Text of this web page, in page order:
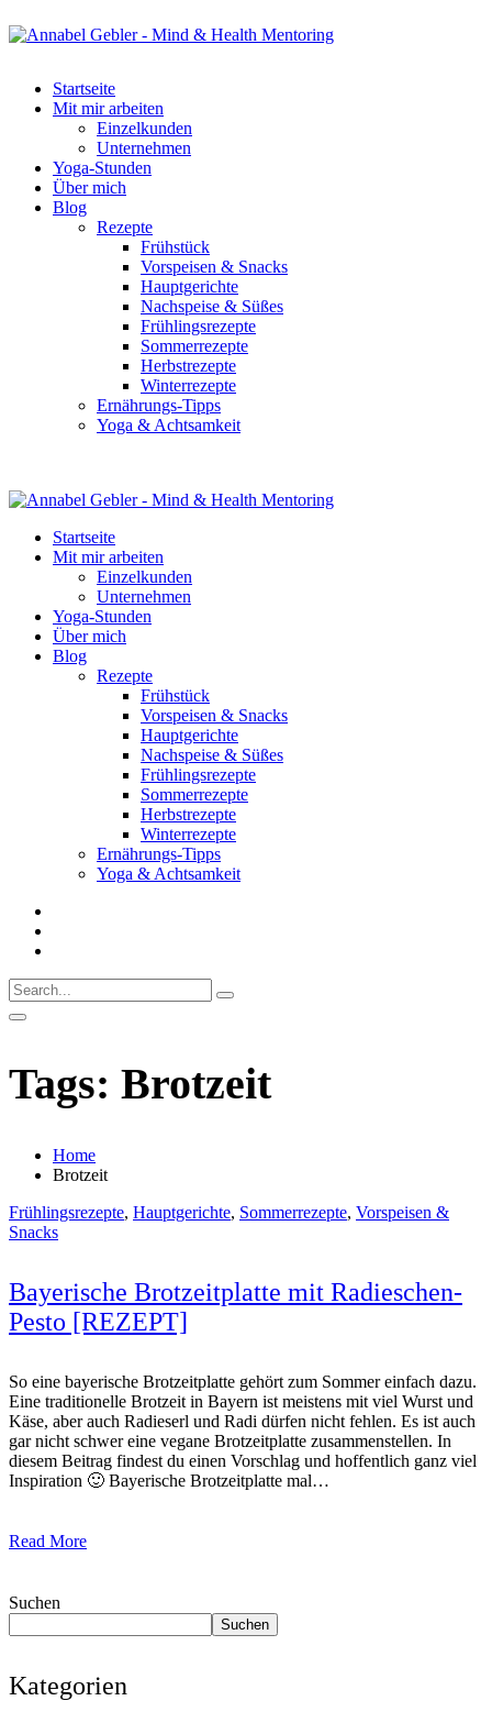
Startseite
Mit mir arbeiten
Einzelkunden
Unternehmen
Yoga-Stunden
Über mich
Blog
Rezepte
Frühstück
Vorspeisen & Snacks
Hauptgerichte
Nachspeise & Süßes
Frühlingsrezepte
Sommerrezepte
Herbstrezepte
Winterrezepte
Ernährungs-Tipps
Yoga & Achtsamkeit
Startseite
Mit mir arbeiten
Einzelkunden
Unternehmen
Yoga-Stunden
Über mich
Blog
Rezepte
Frühstück
Vorspeisen & Snacks
Hauptgerichte
Nachspeise & Süßes
Frühlingsrezepte
Sommerrezepte
Herbstrezepte
Winterrezepte
Ernährungs-Tipps
Yoga & Achtsamkeit
Tags: Brotzeit
Home
Brotzeit
Frühlingsrezepte, Hauptgerichte, Sommerrezepte, Vorspeisen &
Snacks
Bayerische Brotzeitplatte mit Radieschen-
Pesto [REZEPT]
So eine bayerische Brotzeitplatte gehört zum Sommer einfach dazu.
Eine traditionelle Brotzeit in Bayern ist meistens mit viel Wurst und
Käse, aber auch Radieserl und Radi dürfen nicht fehlen. Es ist auch
gar nicht schwer eine vegane Brotzeitplatte zusammenstellen. In
diesem Beitrag findest du einen Vorschlag und hoffentlich ganz viel
Inspiration 🙂 Bayerische Brotzeitplatte mal…
Read More
Suchen
Suchen
Kategorien